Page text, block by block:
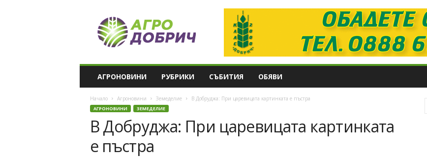
АГРОНОВИНИ РУБРИКИ СЪБИТИЯ ОБЯВИ
Начало Агроновини Земеделие В Добруджа: При царевицата картинката е пъстра
АГРОНОВИНИ ЗЕМЕДЕЛИЕ
В Добруджа: При царевицата картинката
е пъстра